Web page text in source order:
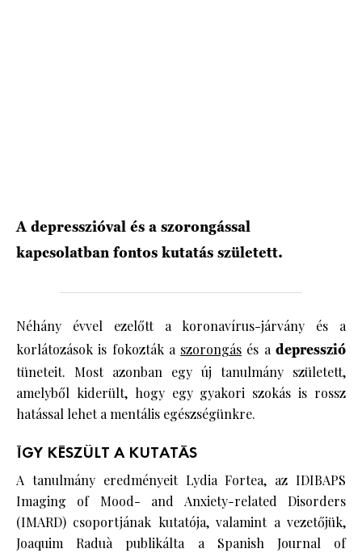
A depresszióval és a szorongással
kapcsolatban fontos kutatás született.
Néhány évvel ezelőtt a koronavírus-járvány és a
korlátozások is fokozták a szorongás és adepresszió
tüneteit. Most azonban egy új tanulmány született,
amelyből kiderült, hogy egy gyakori szokás is rossz
hatással lehet a mentális egészségünkre.
ÍGY KÉSZÜLT A KUTATÁS
A tanulmány eredményeit Lydia Fortea, az IDIBAPS
Imaging of Mood- and Anxiety-related Disorders
(IMARD) csoportjának kutatója, valamint a vezetőjük,
Joaquim Raduà publikálta a Spanish Journal of